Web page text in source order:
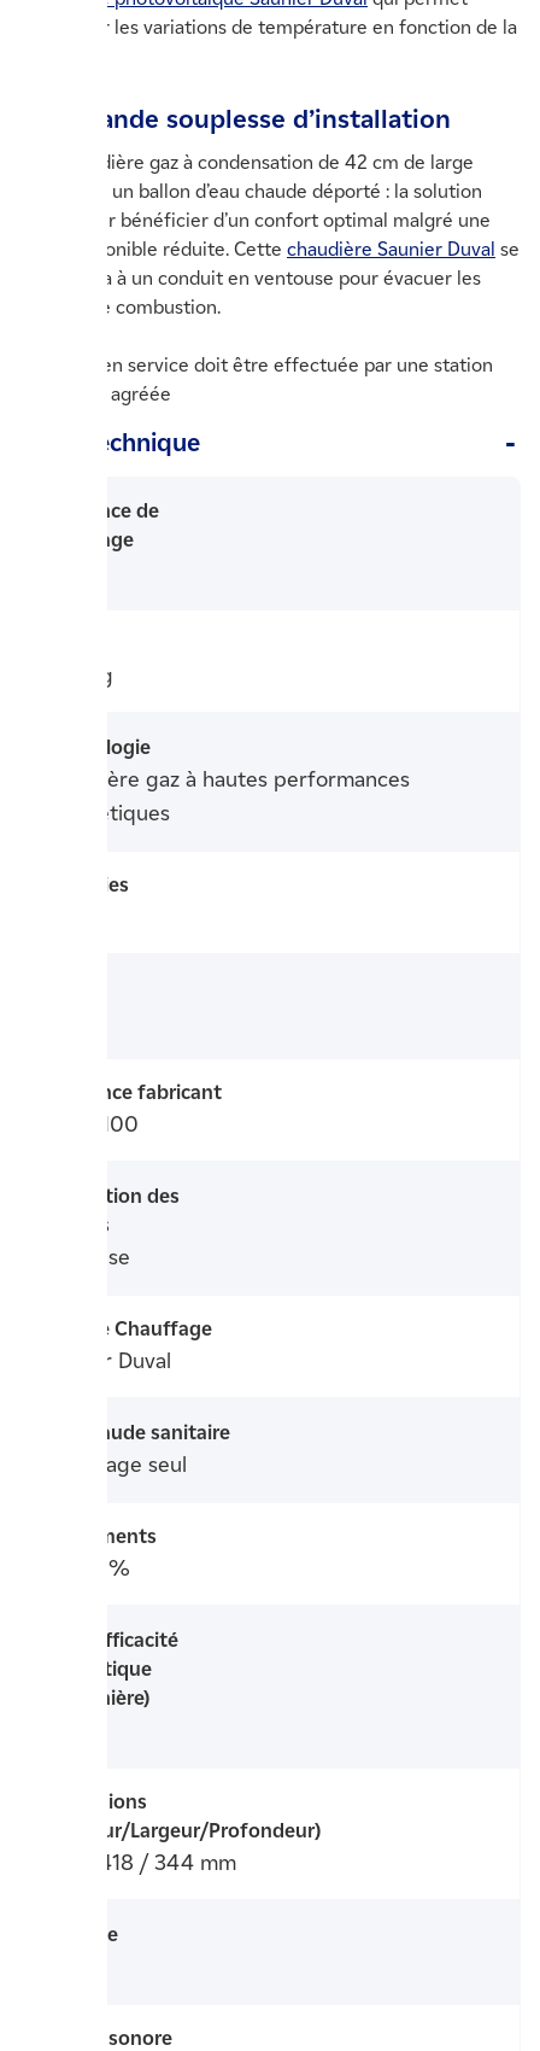
d'anticiper les variations de température en fonction de la
Une grande souplesse d’installation
Une chaudière gaz à condensation de 42 cm de large
associée à un ballon d’eau chaude déporté : la solution
idéale pour bénéficier d’un confort optimal malgré une
place disponible réduite. Cette chaudière Saunier Duval se
raccordera à un conduit en ventouse pour évacuer les
fumées de combustion.
* La mise en service doit être effectuée par une station
technique agréée
Fiche Technique
Puissance de
chauffage
40,5 kg
Technologie
Chaudière gaz à hautes performances
énergétiques
Garanties
Référence fabricant
10025100
Evacuation des
fumées
Ventouse
Marque Chauffage
Saunier Duval
Eau chaude sanitaire
Chauffage seul
Rendements
108,80%
ETAS (efficacité
énergétique
saisonnière)
Dimensions
(Hauteur/Largeur/Profondeur)
740 / 418 / 344 mm
Colisage
Niveau sonore